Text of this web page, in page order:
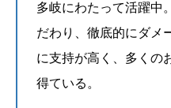
多岐にわたって活躍中
だわり、徹底的にダメ
に支持が高く、多くの
得ている。